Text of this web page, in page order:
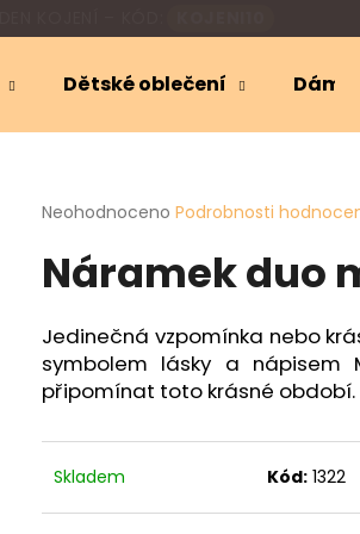
Dětské oblečení
Průměrné
produktu
je
5
hvězdiček.
Neohodnoceno Podrobnosti
Náramek duo
Jedinečná vzpomínka nebo
symbolem lásky a
připomínat toto krásné období.
Skladem Kód: 1322
HLEDAT